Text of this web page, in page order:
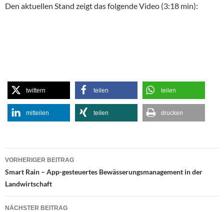
Den aktuellen Stand zeigt das folgende Video (3:18 min):
twittern teilen teilen
mitteilen teilen drucken
Beitragsnavigation
VORHERIGER BEITRAG
Smart Rain – App-gesteuertes Bewässerungsmanagement in der
Landwirtschaft
NÄCHSTER BEITRAG